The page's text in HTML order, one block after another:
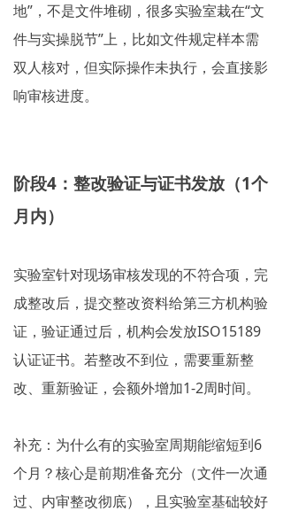
地”，不是文件堆砌，很多实验室栽在“文
件与实操脱节”上，比如文件规定样本需
双人核对，但实际操作未执行，会直接影
响审核进度。
阶段4：整改验证与证书发放（1个
月内）
实验室针对现场审核发现的不符合项，完
成整改后，提交整改资料给第三方机构验
证，验证通过后，机构会发放ISO15189
认证证书。若整改不到位，需要重新整
改、重新验证，会额外增加1-2周时间。
补充：为什么有的实验室周期能缩短到6
个月？核心是前期准备充分（文件一次通
过、内审整改彻底），且实验室基础较好